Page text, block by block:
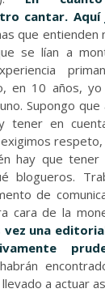
cantar. Aquí
que
se lían a
en 10 años,
Supongo
tener en
respeto,
hay que tener
blogueros.
de
cara de la
vez una
a actuar